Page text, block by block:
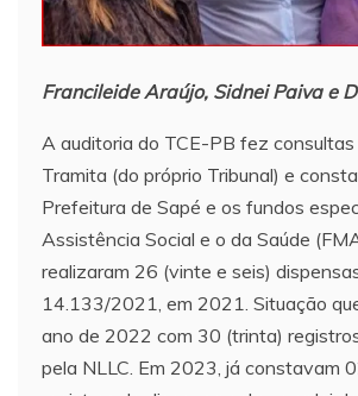
Francileide Araújo, Sidnei Paiva e
A auditoria do TCE-PB fez
Tramita (do próprio Tribunal) e
Prefeitura de Sapé e os fundos
Assistência Social e o da Saúde
realizaram 26 (vinte e seis)
14.133/2021, em 2021. Situação
ano de 2022 com 30 (trinta)
pela NLLC. Em 2023, já constavam